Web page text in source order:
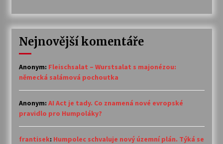
Nejnovější komentáře
Anonym: Fleischsalat – Wurstsalat s majonézou:
německá salámová pochoutka
Anonym: AI Act je tady. Co znamená nové evropské
pravidlo pro Humpoláky?
frantisek: Humpolec schvaluje nový územní plán. Týká se